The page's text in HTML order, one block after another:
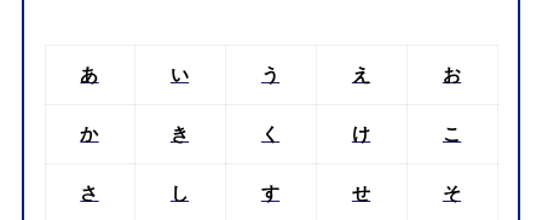
あ い う え お
か き く け こ
さ し す せ そ